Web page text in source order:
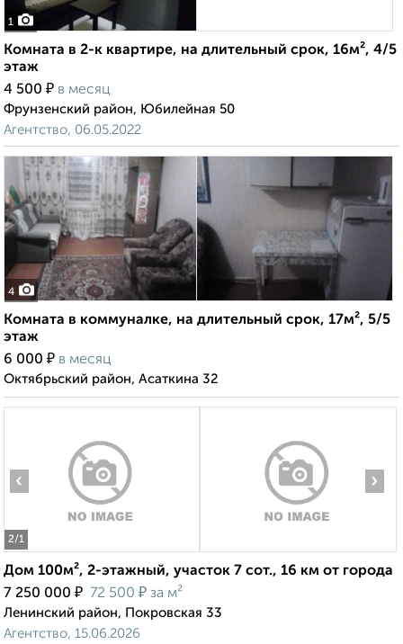
1
Комната в 2-к квартире, на длительный срок, 16м², 4/5
этаж
4 500 ₽ в месяц
Фрунзенский район, Юбилейная 50
Агентство, 06.05.2022
4
Комната в коммуналке, на длительный срок, 17м², 5/5
этаж
6 000 ₽ в месяц
Октябрьский район, Асаткина 32
2/1
‹ ›
Дом 100м², 2-этажный, участок 7 сот., 16 км от города
7 250 000 ₽ 72 500 ₽ за м²
Ленинский район, Покровская 33
Агентство, 15.06.2026